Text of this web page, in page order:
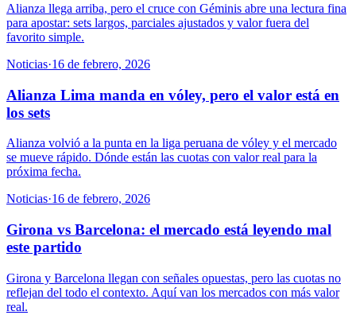
Alianza llega arriba, pero el cruce con Géminis abre una lectura fina
para apostar: sets largos, parciales ajustados y valor fuera del
favorito simple.
Noticias·16 de febrero, 2026
Alianza Lima manda en vóley, pero el valor está en
los sets
Alianza volvió a la punta en la liga peruana de vóley y el mercado
se mueve rápido. Dónde están las cuotas con valor real para la
próxima fecha.
Noticias·16 de febrero, 2026
Girona vs Barcelona: el mercado está leyendo mal
este partido
Girona y Barcelona llegan con señales opuestas, pero las cuotas no
reflejan del todo el contexto. Aquí van los mercados con más valor
real.